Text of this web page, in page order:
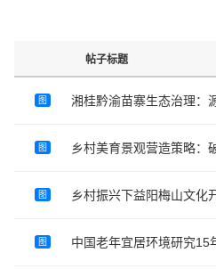
帖子标题
图 湘桂黔渝苗寨生态治理：
图 乡村美育景观营造策略：
图 乡村振兴下益阳梅山文化
图 中国老年宜居环境研究15